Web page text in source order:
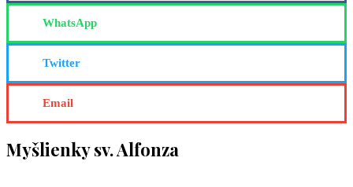
WhatsApp
Twitter
Email
Myšlienky sv. Alfonza